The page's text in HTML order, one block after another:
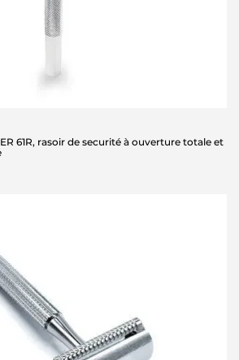
61R, rasoir de securité à ouverture totale et